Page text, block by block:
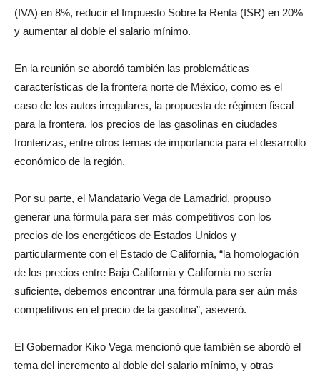
(IVA) en 8%, reducir el Impuesto Sobre la Renta (ISR) en 20%
y aumentar al doble el salario mínimo.
En la reunión se abordó también las problemáticas
características de la frontera norte de México, como es el
caso de los autos irregulares, la propuesta de régimen fiscal
para la frontera, los precios de las gasolinas en ciudades
fronterizas, entre otros temas de importancia para el desarrollo
económico de la región.
Por su parte, el Mandatario Vega de Lamadrid, propuso
generar una fórmula para ser más competitivos con los
precios de los energéticos de Estados Unidos y
particularmente con el Estado de California, “la homologación
de los precios entre Baja California y California no sería
suficiente, debemos encontrar una fórmula para ser aún más
competitivos en el precio de la gasolina”, aseveró.
El Gobernador Kiko Vega mencionó que también se abordó el
tema del incremento al doble del salario mínimo, y otras